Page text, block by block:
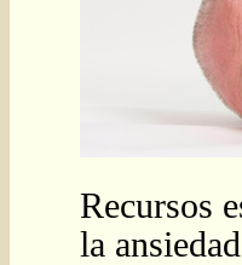
Recursos
la